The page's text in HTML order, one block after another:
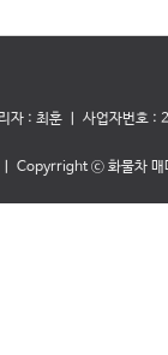
리자 : 최훈 ㅣ 사업자번
Copyrright ⓒ 화물차